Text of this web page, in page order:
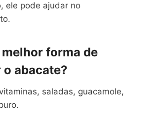
ele pode ajudar no
forma de
abacate?
saladas, guacamole,